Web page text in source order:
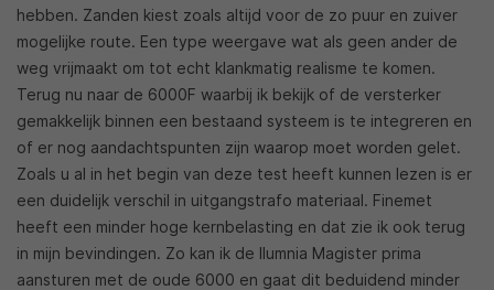
hebben. Zanden kiest zoals altijd voor de zo puur en zuiver
mogelijke route. Een type weergave wat als geen ander de
weg vrijmaakt om tot echt klankmatig realisme te komen.
Terug nu naar de 6000F waarbij ik bekijk of de versterker
gemakkelijk binnen een bestaand systeem is te integreren en
of er nog aandachtspunten zijn waarop moet worden gelet.
Zoals u al in het begin van deze test heeft kunnen lezen is er
een duidelijk verschil in uitgangstrafo materiaal. Finemet
heeft een minder hoge kernbelasting en dat zie ik ook terug
in mijn bevindingen. Zo kan ik de Ilumnia Magister prima
aansturen met de oude 6000 en gaat dit beduidend minder